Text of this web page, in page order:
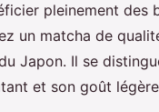
pleinement des
un matcha de
Japon. Il se
et son goût